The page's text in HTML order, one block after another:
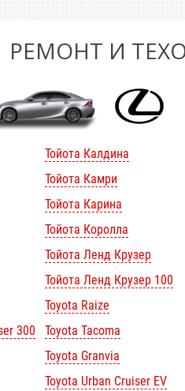
РЕМОНТ И
300
Тойота Калдина
Тойота Камри
Тойота Карина
Тойота Королла
Тойота Ленд Крузер
Тойота Ленд Крузер 100
Toyota Raize
Toyota Tacoma
Toyota Granvia
Toyota Urban Cruiser EV